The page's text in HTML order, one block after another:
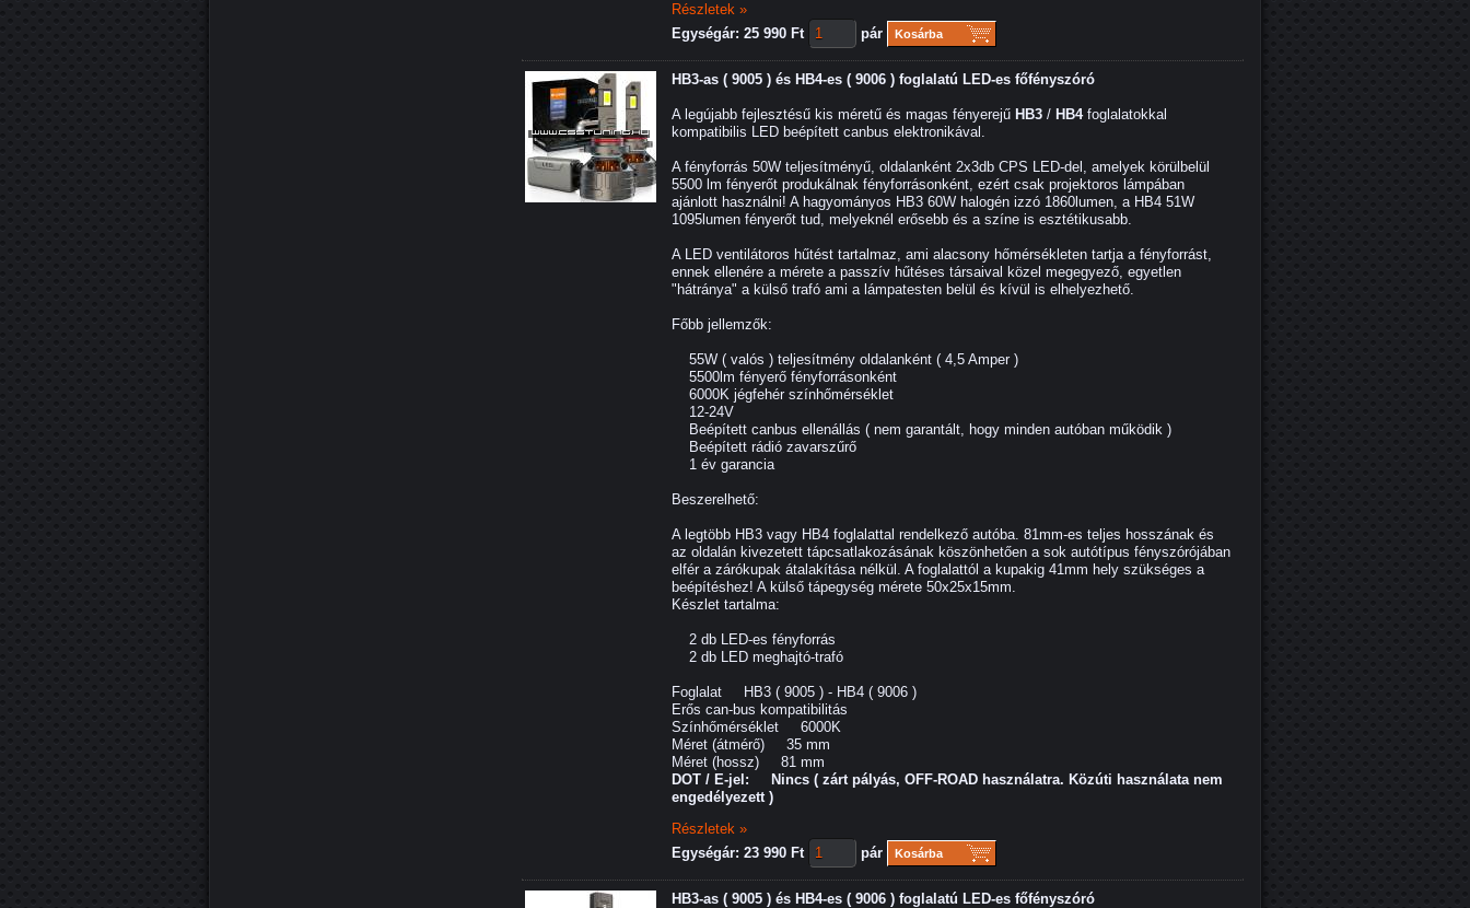
Részletek »
Egységár: 25 990 Ft
pár Kosárba
HB3-as ( 9005 ) és HB4-es ( 9006 ) foglalatú LED-es főfényszóró
A legújabb fejlesztésű kis méretű és magas fényerejű HB3 / HB4foglalatokkal
kompatibilis LED beépített canbus elektronikával.
A fényforrás 50W teljesítményű, oldalanként 2x3db CPS LED-del, amelyek körülbelül
5500 lm fényerőt produkálnak fényforrásonként, ezért csak projektoros lámpában
ajánlott használni! A hagyományos HB3 60W halogén izzó 1860lumen, a HB4 51W
1095lumen fényerőt tud, melyeknél erősebb és a színe is esztétikusabb.
A LED ventilátoros hűtést tartalmaz, ami alacsony hőmérsékleten tartja a fényforrást,
ennek ellenére a mérete a passzív hűtéses társaival közel megegyező, egyetlen
"hátránya" a külső trafó ami a lámpatesten belül és kívül is elhelyezhető.
Főbb jellemzők:
55W ( valós ) teljesítmény oldalanként ( 4,5 Amper )
5500lm fényerő fényforrásonként
6000K jégfehér színhőmérséklet
12-24V
Beépített canbus ellenállás ( nem garantált, hogy minden autóban működik )
Beépített rádió zavarszűrő
1 év garancia
Beszerelhető:
A legtöbb HB3 vagy HB4 foglalattal rendelkező autóba. 81mm-es teljes hosszának és
az oldalán kivezetett tápcsatlakozásának köszönhetően a sok autótípus fényszórójában
elfér a zárókupak átalakítása nélkül. A foglalattól a kupakig 41mm hely szükséges a
beépítéshez! A külső tápegység mérete 50x25x15mm.
Készlet tartalma:
2 db LED-es fényforrás
2 db LED meghajtó-trafó
Foglalat HB3 ( 9005 ) - HB4 ( 9006 )
Erős can-bus kompatibilitás
Színhőmérséklet 6000K
Méret (átmérő) 35 mm
Méret (hossz) 81 mm
DOT / E-jel: Nincs ( zárt pályás, OFF-ROAD használatra. Közúti használata nem
engedélyezett )
Részletek »
Egységár: 23 990 Ft
pár Kosárba
HB3-as ( 9005 ) és HB4-es ( 9006 ) foglalatú LED-es főfényszóró